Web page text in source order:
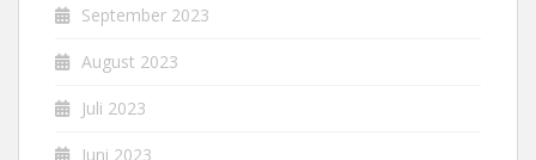
September 2023
August 2023
Juli 2023
Juni 2023